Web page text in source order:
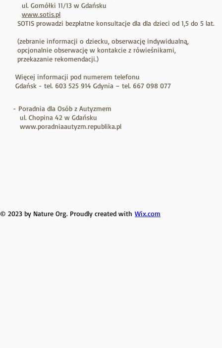
ul. Gomółki 11/13 w Gdańsku
www.sotis.pl
SOTIS prowadzi bezpłatne konsultacje dla dla dzieci od 1,5 do 5 lat.
(zebranie informacji o dziecku, obserwację indywidualną,
opcjonalnie obserwację w kontakcie z rówieśnikami,
przekazanie rekomendacji.)
Więcej informacji pod numerem telefonu
Gdańsk - tel. 603 525 914 Gdynia – tel. 667 098 077
- Poradnia dla Osób z Autyzmem
ul. Chopina 42 w Gdańsku
www.poradniaautyzm.republika.pl
© 2023 by Nature Org. Proudly created with Wix.com